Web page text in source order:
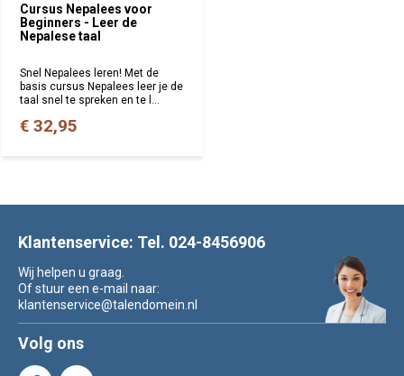
Cursus Nepalees voor
Beginners - Leer de
Nepalese taal
Snel Nepalees leren! Met de
basis cursus Nepalees leer je de
taal snel te spreken en te l...
€ 32,95
Klantenservice: Tel. 024-8456906
Wij helpen u graag.
Of stuur een e-mail naar:
klantenservice@talendomein.nl
Volg ons